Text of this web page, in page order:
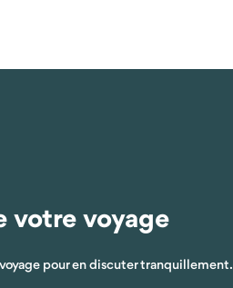
votre voyage
pour en discuter tranquillement.